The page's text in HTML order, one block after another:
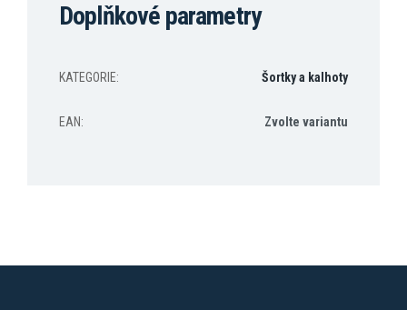
Doplňkové parametry
KATEGORIE: Šortky a kalhoty
EAN: Zvolte variantu